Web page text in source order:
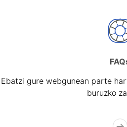
Ebatzi gure webgunean parte
buruzko